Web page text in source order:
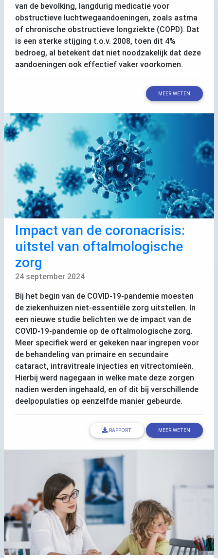
van de bevolking, langdurig medicatie voor
obstructieve luchtwegaandoeningen, zoals astma
of chronische obstructieve longziekte (COPD). Dat
is een sterke stijging t.o.v. 2008, toen dit 4%
bedroeg, al betekent dat niet noodzakelijk dat deze
aandoeningen ook effectief vaker voorkomen.
MEER WETEN
Impact van de coronacrisis:
uitstel van oftalmologische
zorg
24 september 2024
Bij het begin van de COVID-19-pandemie moesten
de ziekenhuizen niet-essentiële zorg uitstellen. In
een nieuwe studie belichten we de impact van de
COVID-19-pandemie op de oftalmologische zorg.
Meer specifiek werd er gekeken naar ingrepen voor
de behandeling van primaire en secundaire
cataract, intravitreale injecties en vitrectomieën.
Hierbij werd nagegaan in welke mate deze zorgen
nadien werden ingehaald, en of dit bij verschillende
deelpopulaties op eenzelfde manier gebeurde.
RAPPORT MEER WETEN